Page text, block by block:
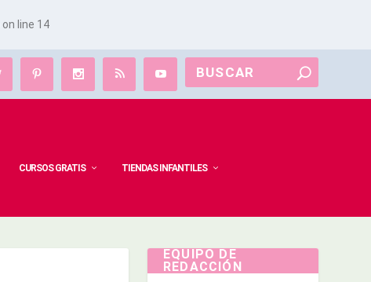
on line 14
CURSOS GRATIS TIENDAS INFANTILES
EQUIPO DE
REDACCIÓN